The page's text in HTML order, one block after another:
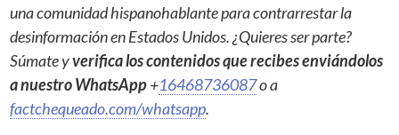
una comunidad hispanohablante para contrarrestar la
desinformación en Estados Unidos. ¿Quieres ser parte?
Súmate yverifica los contenidos que recibes enviándolos
a nuestro WhatsApp+16468736087o a
factchequeado.com/whatsapp.